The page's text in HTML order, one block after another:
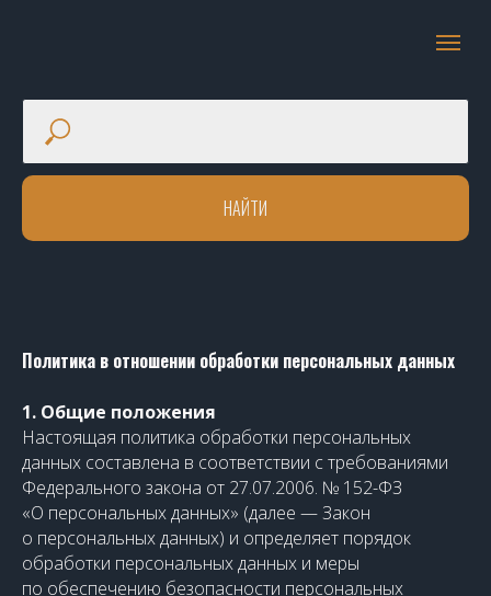
НАЙТИ
Политика в отношении обработки персональных данных
1. Общие положения
Настоящая политика обработки персональных
данных составлена в соответствии с требованиями
Федерального закона от 27.07.2006. № 152-ФЗ
«О персональных данных» (далее — Закон
о персональных данных) и определяет порядок
обработки персональных данных и меры
по обеспечению безопасности персональных